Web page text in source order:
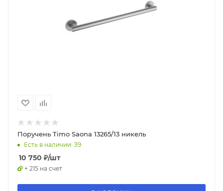
Поручень Timo Saona 13265/13 никель
Есть в наличии: 39
10 750 ₽/шт
+ 215 на счет